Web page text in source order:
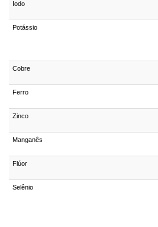
Iodo
Potássio
Cobre
Ferro
Zinco
Manganês
Flúor
Selênio